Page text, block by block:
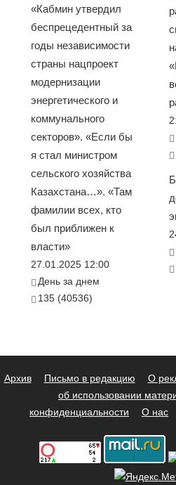
«Кабмин утвердил
беспрецедентный за
годы независимости
страны нацпроект
модернизации
энергетического и
коммунального
секторов». «Если бы
я стал министром
сельского хозяйства
Казахстана…». «Там
фамилии всех, кто
был приближен к
власти»
27.01.2025 12:00
День за днем
135 (40536)
Архив Письмо в редакцию О
об использовании
конфиденциальности
О нас